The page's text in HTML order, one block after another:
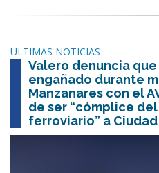
ULTIMAS NOTICIAS
Valero denuncia que
engañado durante
Manzanares con el
de ser “cómplice
ferroviario” a